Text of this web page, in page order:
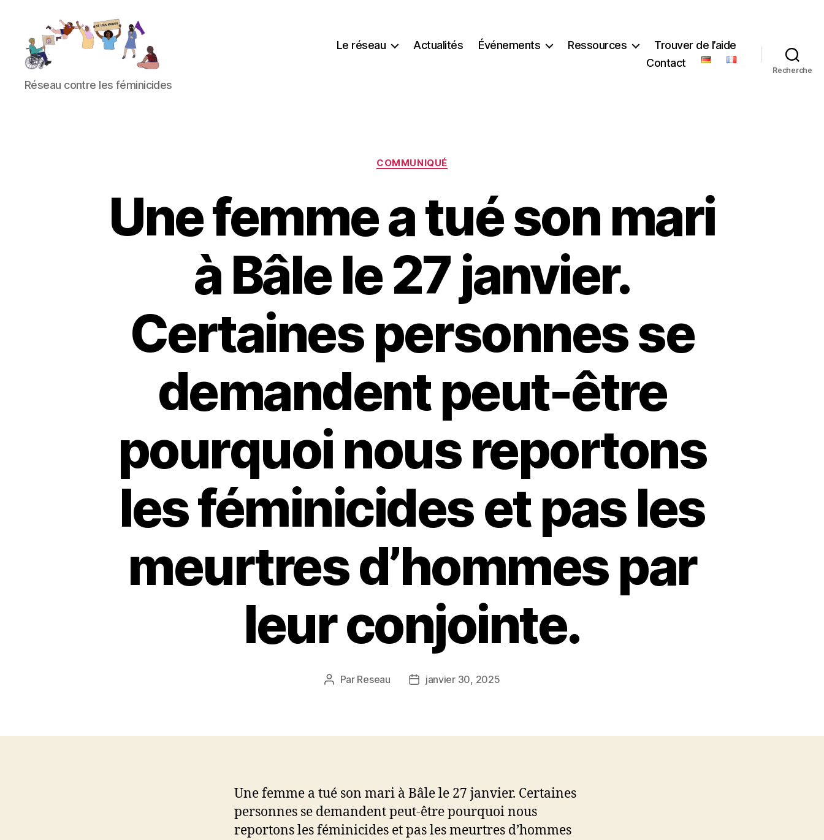
Réseau
contre
Réseau contre les féminicides
Le réseau Actualités Événements Ressources
Trouver de l’aide
Contact
Recherche
Catégories
COMMUNIQUÉ
Une femme a tué son mari
à Bâle le 27 janvier.
Certaines personnes se
demandent peut-être
pourquoi nous reportons
les féminicides et pas les
meurtres d’hommes par
leur conjointe.
Auteur
Par Reseau
Datejanvier 30, 2025
Une femme a tué son mari à Bâle le 27 janvier. Certaines
personnes se demandent peut-être pourquoi nous
reportons les féminicides et pas les meurtres d’hommes